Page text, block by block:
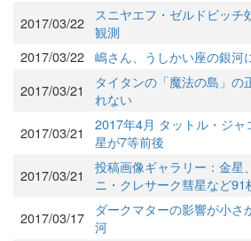
2017/03/22
スニヤエフ・ゼルドビッチ
観測
2017/03/22 嶋さん、うしかい座の銀河
2017/03/21
タイタンの「魔法の島」の
れない
2017/03/21
2017年4月 タットル・ジ
星が7等前後
2017/03/21
投稿画像ギャラリー：金星
ニ・クレサーク彗星など91
2017/03/17
ダークマターの影響が小さ
河